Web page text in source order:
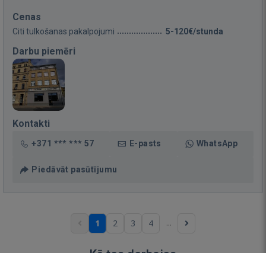
Cenas
Citi tulkošanas pakalpojumi 5-120€/stunda
Darbu piemēri
Kontakti
+371 *** *** 57 E-pasts WhatsApp
Piedāvāt pasūtījumu
1 2 3 4 ...